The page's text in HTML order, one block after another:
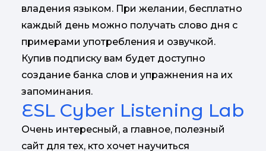
владения языком. При желании, бесплатно
каждый день можно получать слово дня с
примерами употребления и озвучкой.
Купив подписку вам будет доступно
создание банка слов и упражнения на их
запоминания.
ESL Cyber Listening Lab
Очень интересный, а главное, полезный
сайт для тех, кто хочет научиться